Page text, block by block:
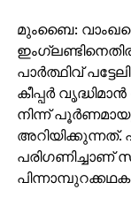
മുംബൈ:
പാര്‍ത്ഥിവ്
കീപ്പര്‍
നിന്ന്
അറിയിക്കുന്നത്.
പരിഗണിച്ചാണ്